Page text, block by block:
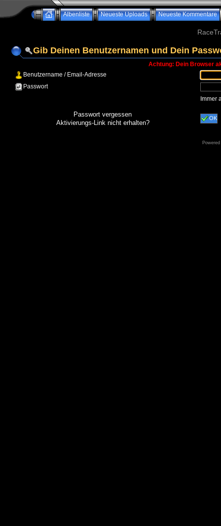
Albenliste Neueste Uploads Neueste Kommentare
Gib Deinen Benutzernamen und Dein
Achtung: Dein Browser
Benutzername / Email-Adresse
Passwort
Immer
Passwort vergessen
Aktivierungs-Link nicht erhalten?
OK